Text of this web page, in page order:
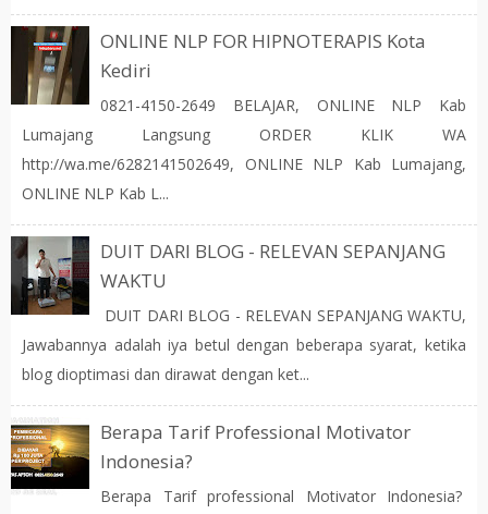
ONLINE NLP FOR HIPNOTERAPIS Kota
Kediri
0821-4150-2649 BELAJAR, ONLINE NLP Kab
Lumajang Langsung ORDER KLIK WA
http://wa.me/6282141502649, ONLINE NLP Kab Lumajang,
ONLINE NLP Kab L...
DUIT DARI BLOG - RELEVAN SEPANJANG
WAKTU
DUIT DARI BLOG - RELEVAN SEPANJANG WAKTU,
Jawabannya adalah iya betul dengan beberapa syarat, ketika
blog dioptimasi dan dirawat dengan ket...
Berapa Tarif Professional Motivator
Indonesia?
Berapa Tarif professional Motivator Indonesia?